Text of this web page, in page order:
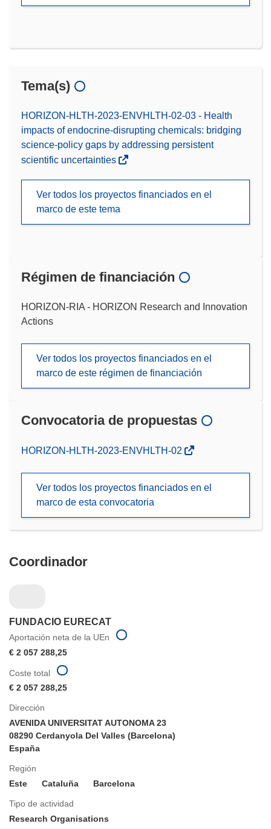
Tema(s)
HORIZON-HLTH-2023-ENVHLTH-02-03 - Health
impacts of endocrine-disrupting chemicals: bridging
science-policy gaps by addressing persistent
scientific uncertainties
Ver todos los proyectos financiados en el
marco de este tema
Régimen de financiación
HORIZON-RIA - HORIZON Research and Innovation
Actions
Ver todos los proyectos financiados en el
marco de este régimen de financiación
Convocatoria de propuestas
(se
nueva
HORIZON-HLTH-2023-ENVHLTH-02
Ver todos los proyectos financiados en el
marco de esta convocatoria
Coordinador
FUNDACIO EURECAT
Aportación neta de la UEn
€ 2 057 288,25
Dirección
AVENIDA UNIVERSITAT AUTONOMA 23
08290 Cerdanyola Del Valles (Barcelona)
España
Región
Este
Cataluña Barcelona
Tipo de actividad
Research Organisations
Coste total
€ 2 057 288,25